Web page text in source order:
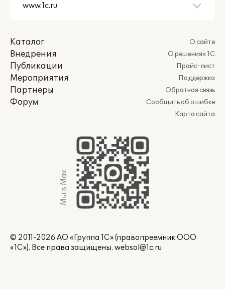
Каталог
Внедрения
Публикации
Мероприятия
Партнеры
Форум
О сайте
О решениях 1С
Прайс-лист
Поддержка
Обратная связь
Сообщить об ошибке
Карта сайта
Мы в Max
© 2011-2026 АО «Группа 1С» (правопреемник ООО
«1С»). Все права защищены. websol@1c.ru